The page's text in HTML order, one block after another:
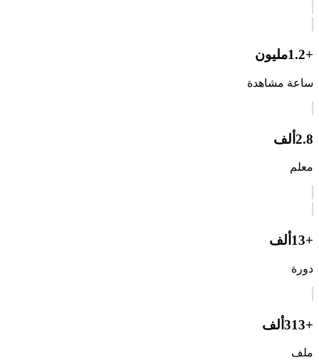
+1.2 مليون
ساعة مشاهدة
2.8 ألف
معلم
+13 ألف
دورة
+313 ألف
ملف